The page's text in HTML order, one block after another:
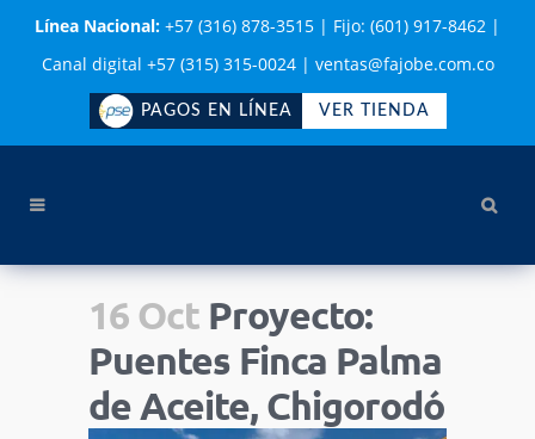
Línea Nacional: +57 (316) 878-3515 | Fijo: (601) 917-8462 |
Canal digital +57 (315) 315-0024| ventas@fajobe.com.co
PAGOS EN LÍNEA VER TIENDA
16 Oct Proyecto:
Puentes Finca Palma
de Aceite, Chigorodó